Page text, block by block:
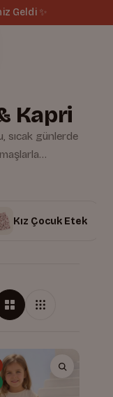
🚚
Kapri
sıcak günlerde
dokusu
modeller, oyun
Kız Çocuk Etek